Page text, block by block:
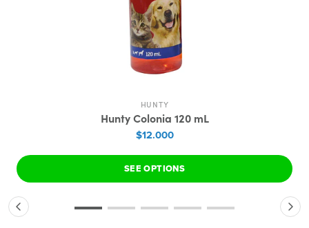
HUNTY
Hunty Colonia 120 mL
$12.000
SEE OPTIONS